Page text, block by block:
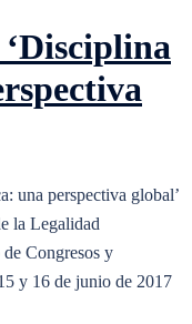
una perspectiva global’
la Legalidad
Congresos y
y 16 de junio de 2017